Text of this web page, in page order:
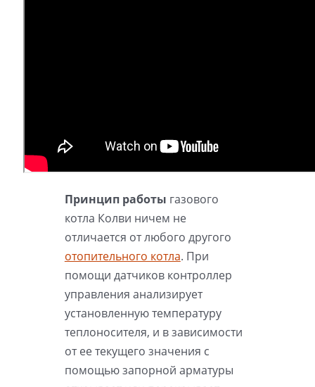
Принцип работы газового
котла Колви ничем не
отличается от любого другого
отопительного котла. При
помощи датчиков контроллер
управления анализирует
установленную температуру
теплоносителя, и в зависимости
от ее текущего значения с
помощью запорной арматуры